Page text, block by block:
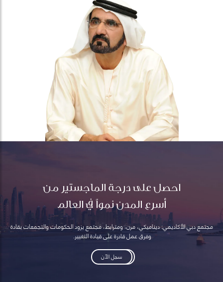
احصل على درجة الماجستير من
أسرع المدن نمواً في العالم
مجتمع دبي الأكاديمي: ديناميكي، مرن، ومترابط، مجتمع يزود الحكومات والتجمعات بقادة
وفرق عمل قادرة على قيادة التغيير.
سجل الآن